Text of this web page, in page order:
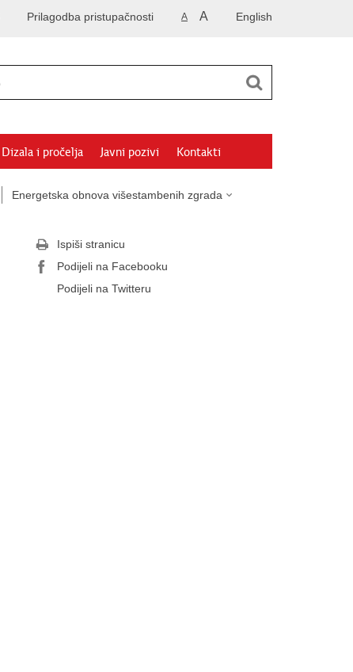
English
A A
Prilagodba pristupačnosti
Dizala i pročelja Javni pozivi Kontakti
Energetska obnova višestambenih zgrada
Ispiši stranicu
Podijeli na Facebooku
Podijeli na Twitteru